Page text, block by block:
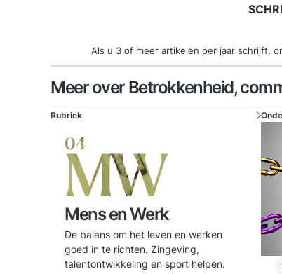
Als u 3 of meer artikelen per jaar schrijft,
Meer over Betrokkenheid,
Rubriek
04
MW
Mens en Werk
De balans om het leven en werken
goed in te richten. Zingeving,
talentontwikkeling en sport helpen.